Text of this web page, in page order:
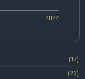
2024
(17)
(23)